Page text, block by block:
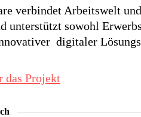
verbindet Arbeitswelt
unterstützt sowohl
digitaler
das Projekt